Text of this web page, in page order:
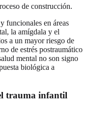
de construcción.
funcionales en áreas
la amígdala y el
a un mayor riesgo de
de estrés postraumático
mental no son signo
biológica a
trauma infantil